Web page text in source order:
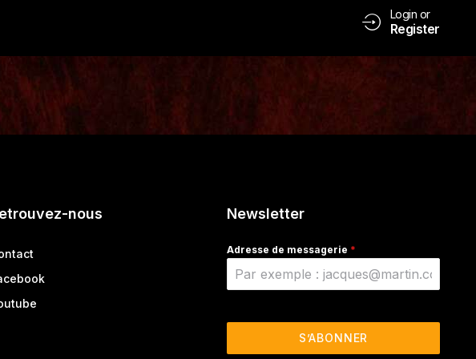
Login or
Register
nous Newsletter
Adresse de messagerie *
S’ABONNER